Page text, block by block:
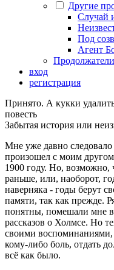
Другие
Случай
Под
Агент
вход
регистрация
Принято. А кукки
повесть
Забытая история или
Мне уже давно следовало
произошел с моим
1900 году. Но, возможно,
раньше, или, наоборот,
наверняка - годы берут
памяти, так как прежде.
понятны, помешали мне
рассказов о Холмсе. Но
своими воспоминаниями,
кому-либо боль, отдать
всё как было.